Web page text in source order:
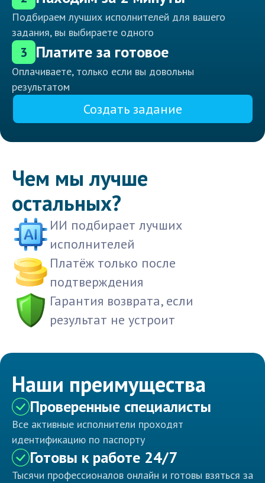
Подбираем лучших исполнителей для вашего
задания, вы выбираете одного
3 Платите за готовое
Оплачиваете, только если вы довольны
результатом
Создать задание
Чем мы лучше
остальных?
ИИ подбирает лучших
исполнителей
Платёж только после
подтверждения
Гарантия возврата, если
результат не устроит
Наши преимущества
Проверенные специалисты
Все активные исполнители проходят
идентификацию по паспорту
Готовы к работе 24/7
Тысячи профессионалов онлайн и готовы взяться за